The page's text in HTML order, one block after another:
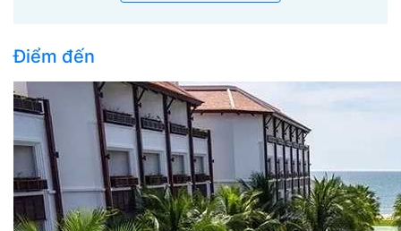
Điểm đến